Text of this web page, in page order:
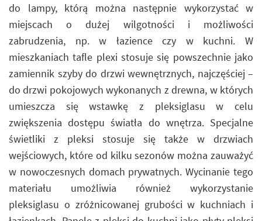
do lampy, którą można następnie wykorzystać w
miejscach o dużej wilgotności i możliwości
zabrudzenia, np. w łazience czy w kuchni. W
mieszkaniach tafle plexi stosuje się powszechnie jako
zamiennik szyby do drzwi wewnętrznych, najczęściej –
do drzwi pokojowych wykonanych z drewna, w których
umieszcza się wstawkę z pleksiglasu w celu
zwiększenia dostępu światła do wnętrza. Specjalne
świetliki z pleksi stosuje się także w drzwiach
wejściowych, które od kilku sezonów można zauważyć
w nowoczesnych domach prywatnych. Wycinanie tego
materiału umożliwia również wykorzystanie
pleksiglasu o zróżnicowanej grubości w kuchniach i